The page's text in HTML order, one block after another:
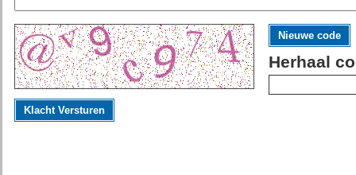
Nieuwe code
Herhaal
Klacht Versturen